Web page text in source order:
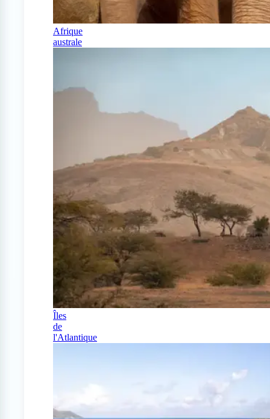
Afrique
australe
Îles
de
l'Atlantique